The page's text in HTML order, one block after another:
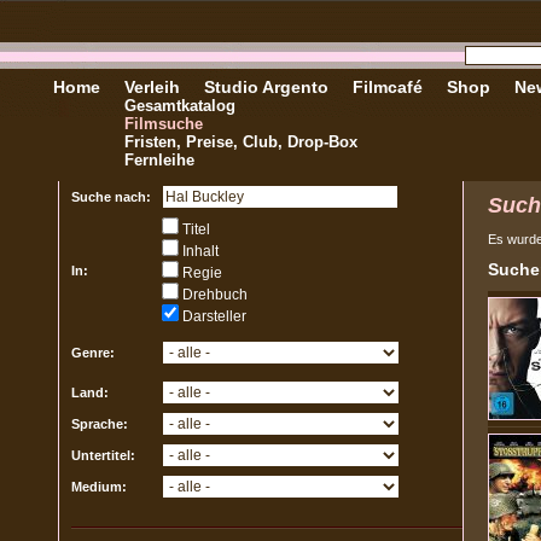
Home Verleih
Gesamtkatalog
Filmsuche
Fristen, Preise, Club, Drop-Box
Fernleihe
Studio Argento Filmcafé Shop
Suche nach:
In:
Titel
Inhalt
Regie
Drehbuch
Darsteller
Genre:
Land:
Sprache:
Untertitel:
Medium:
Es